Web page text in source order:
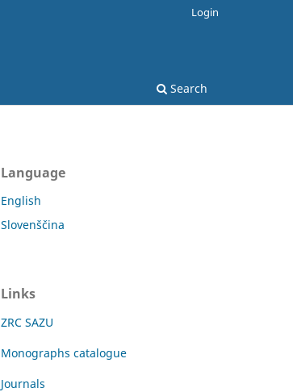
Search
Login
Language
English
Slovenščina
Links
ZRC SAZU
Monographs catalogue
Journals